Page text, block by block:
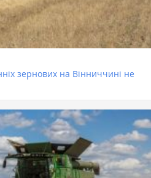
зернових на Вінниччині не